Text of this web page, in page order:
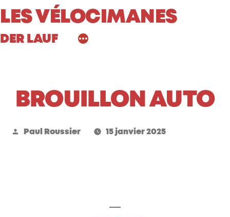
Aller
LES VÉLOCIMANES
DER LAUF
BROUILLON AUTO
Publié
Paul Roussier 15 janvier 2025